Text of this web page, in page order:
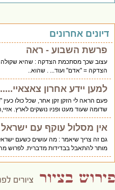
אחרונים
פרשת השבוע - ראה
עצוב שכך מסתכמת הצדקה : שהיא שקולה
הצדקה = "אדם" ועוד... . שהוא..
למען יידע אחרון צאצאיי.....
פעם הראה לי הזקן זקן אחר, שכל כולו כעין
שדומה שעוד מעט ופניו נושקים לארץ. אזיי,הו..
אין מסלול עוקף עם ישראל
גם זה צריך שיאמר : מה עושים כשעם ישראל
מותר להתאבל בבדידות מדברית. לפרוש מהם